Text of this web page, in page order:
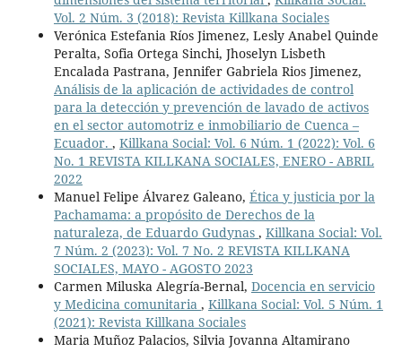
Vol. 2 Núm. 3 (2018): Revista Killkana Sociales
Verónica Estefania Ríos Jimenez, Lesly Anabel Quinde
Peralta, Sofia Ortega Sinchi, Jhoselyn Lisbeth
Encalada Pastrana, Jennifer Gabriela Rios Jimenez,
Análisis de la aplicación de actividades de control
para la detección y prevención de lavado de activos
en el sector automotriz e inmobiliario de Cuenca –
Ecuador. , Killkana Social: Vol. 6 Núm. 1 (2022): Vol. 6
No. 1 REVISTA KILLKANA SOCIALES, ENERO - ABRIL
2022
Manuel Felipe Álvarez Galeano, Ética y justicia por la
Pachamama: a propósito de Derechos de la
naturaleza, de Eduardo Gudynas , Killkana Social: Vol.
7 Núm. 2 (2023): Vol. 7 No. 2 REVISTA KILLKANA
SOCIALES, MAYO - AGOSTO 2023
Carmen Miluska Alegría-Bernal, Docencia en servicio
y Medicina comunitaria , Killkana Social: Vol. 5 Núm. 1
(2021): Revista Killkana Sociales
Maria Muñoz Palacios, Silvia Jovanna Altamirano